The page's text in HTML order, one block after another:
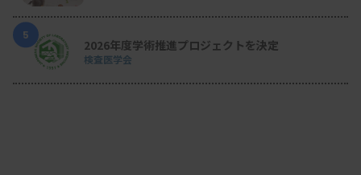
5
2026年度学術推進プロジェクトを決定
検査医学会